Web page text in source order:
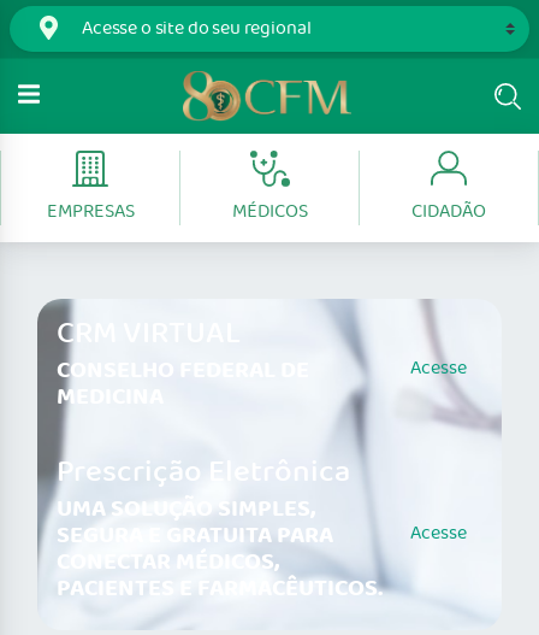
EMPRESAS MÉDICOS CIDADÃO
CRM VIRTUAL
CONSELHO FEDERAL DE
MEDICINA
Acesse
Prescrição Eletrônica
UMA SOLUÇÃO SIMPLES,
SEGURA E GRATUITA PARA
CONECTAR MÉDICOS,
PACIENTES E FARMACÊUTICOS.
Acesse